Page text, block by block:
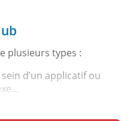
plusieurs types :
d’un applicatif ou